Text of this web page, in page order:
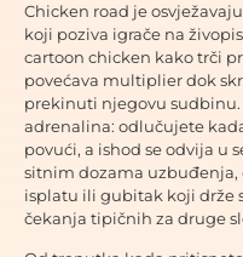
Chicken road je
koji poziva igrače na
cartoon chicken kako trči
povećava multiplier dok
prekinuti njegovu
adrenalina: odlučujete
povući, a ishod se odvija u
sitnim dozama uzbuđenja,
isplatu ili gubitak koji drže
čekanja tipičnih za druge